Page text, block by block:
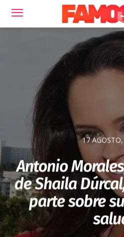
17
Antonio
de Shaila
parte sobre